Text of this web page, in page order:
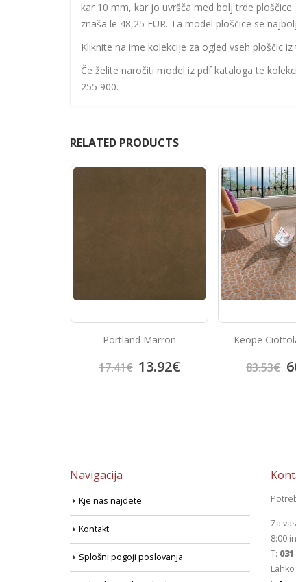
kar 10 mm, kar jo uvršča med bolj trde
znaša le 48,25 EUR. Ta model ploščice se
Kliknite na ime kolekcije za ogled vseh ploščic iz
Če želite naročiti model iz pdf kataloga te
255 900.
RELATED PRODUCTS
Portland Marron
17.41€ 13.92€
Keope
83.53€
Navigacija
Kje nas najdete
Kontakt
Splošni pogoji poslovanja
Za
8:00
T: